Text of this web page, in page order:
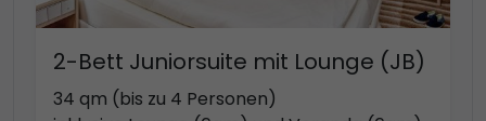
2-Bett Juniorsuite mit Lounge (JB)
34 qm (bis zu 4 Personen)